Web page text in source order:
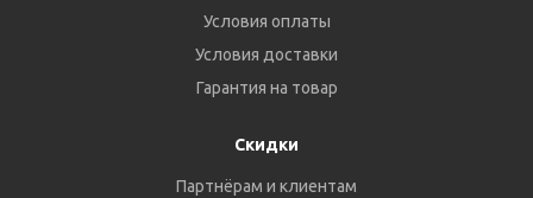
Условия оплаты
Условия доставки
Гарантия на товар
Скидки
Партнёрам и клиентам